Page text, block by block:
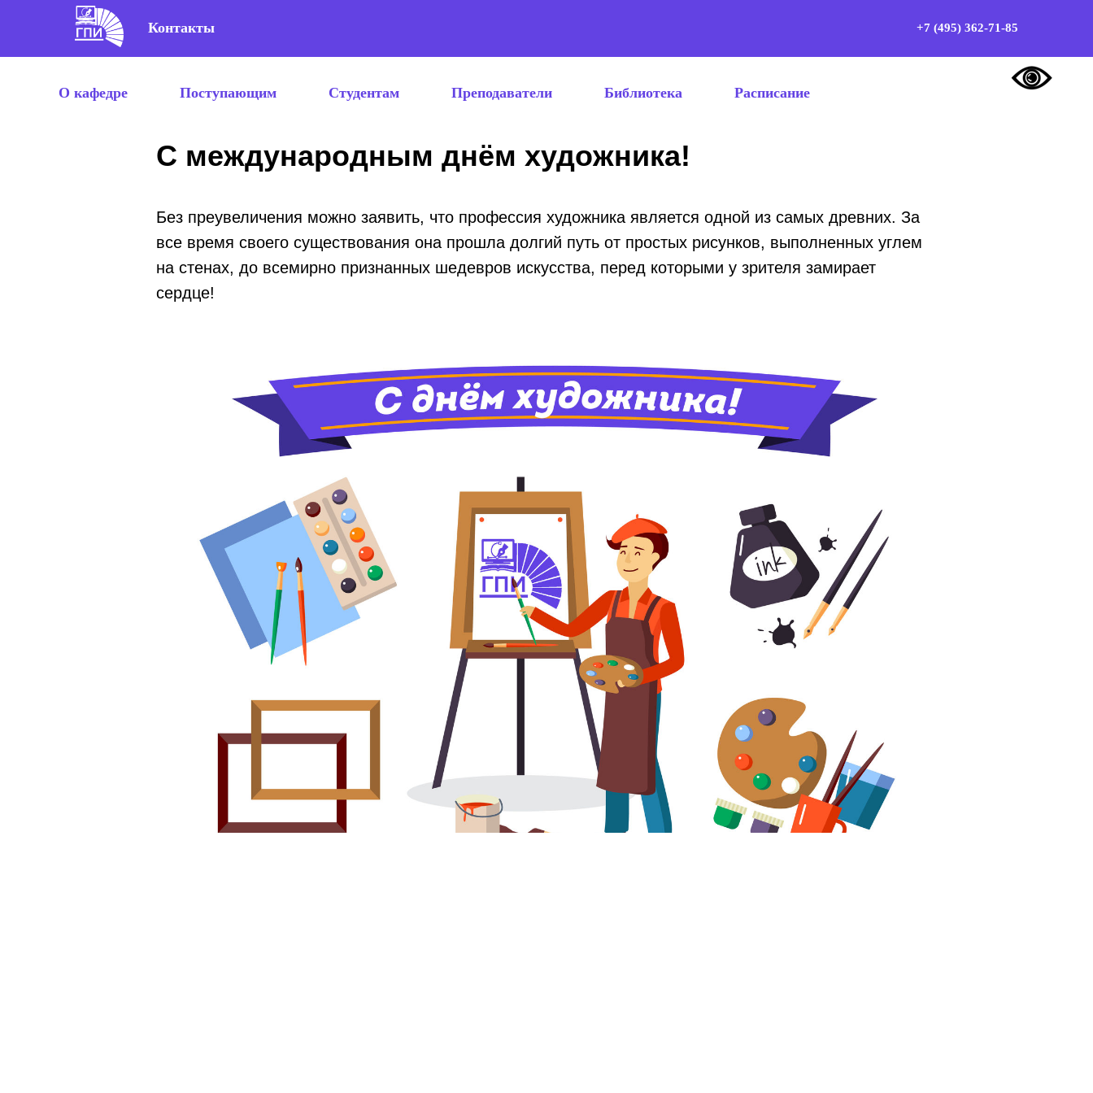
Контакты +7 (495) 362-71-85
О кафедре Поступающим Студентам Преподаватели Библиотека Расписание
С международным днём художника!
Без преувеличения можно заявить, что профессия художника является одной из самых древних. За
все время своего существования она прошла долгий путь от простых рисунков, выполненных углем
на стенах, до всемирно признанных шедевров искусства, перед которыми у зрителя замирает
сердце!